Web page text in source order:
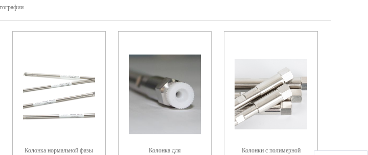
Колонка нормальной фазы
Колонка для
Колонки с полимерной